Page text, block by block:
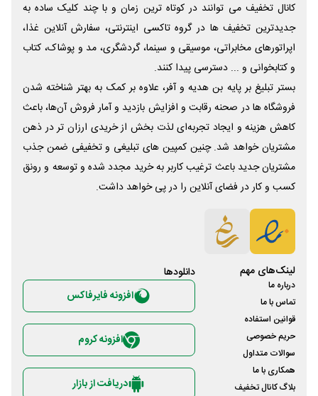
کانال تخفیف می توانند در کوتاه ترین زمان و با چند کلیک ساده به
جدیدترین تخفیف ها در گروه تاکسی اینترنتی، سفارش آنلاین غذا،
اپراتورهای مخابراتی، موسیقی و سینما، گردشگری، مد و پوشاک، کتاب
و کتابخوانی و ... دسترسی پیدا کنند.
بستر تبلیغ بر پایه بن هدیه و آفر، علاوه بر کمک به بهتر شناخته شدن
فروشگاه ها در صحنه رقابت و افزایش بازدید و آمار فروش آن‌ها، باعث
کاهش هزینه و ایجاد تجربه‌ای لذت بخش از خریدی ارزان تر در ذهن
مشتریان خواهد شد. چنین کمپین های تبلیغی و تخفیفی ضمن جذب
مشتریان جدید باعث ترغیب کاربر به خرید مجدد شده و توسعه و رونق
کسب و کار در فضای آنلاین را در پی خواهد داشت.
لینک‌های مهم
درباره ما
تماس با ما
قوانین استفاده
حریم خصوصی
سوالات متداول
همکاری با ما
بلاگ کانال تخفیف
دانلود‌ها
افزونه فایرفاکس
افزونه کروم
دریافت از بازار